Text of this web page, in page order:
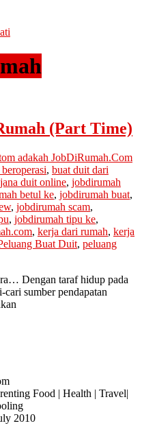
(Part Time)
adakah JobDiRumah.Com
, buat duit dari
jana duit online, jobdirumah
betul ke, jobdirumah buat,
, jobdirumah scam,
, jobdirumah tipu ke,
, kerja dari rumah, kerja
Buat Duit, peluang
Dengan taraf hidup pada
sumber pendapatan
Food | Health | Travel|
2010